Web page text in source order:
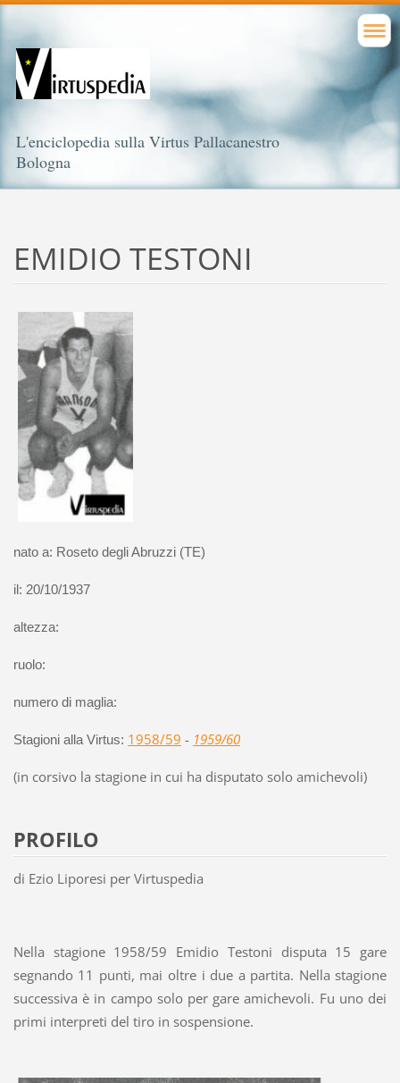
L'enciclopedia sulla Virtus Pallacanestro
Bologna
EMIDIO TESTONI
nato a: Roseto degli Abruzzi (TE)
il: 20/10/1937
altezza:
ruolo:
numero di maglia:
Stagioni alla Virtus: 1958/59 - 1959/60
(in corsivo la stagione in cui ha disputato solo amichevoli)
PROFILO
di Ezio Liporesi per Virtuspedia
Nella stagione 1958/59 Emidio Testoni disputa 15 gare
segnando 11 punti, mai oltre i due a partita. Nella stagione
successiva è in campo solo per gare amichevoli. Fu uno dei
primi interpreti del tiro in sospensione.